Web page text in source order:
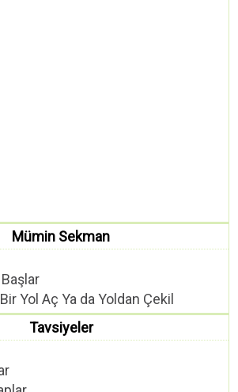
Mümin Sekman
Yol Aç Ya da Yoldan Çekil
Tavsiyeler